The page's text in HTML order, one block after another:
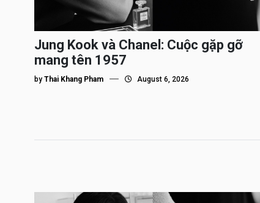
Jung Kook và Chanel: Cuộc gặp gỡ
mang tên 1957
by Thai Khang Pham August 6, 2026